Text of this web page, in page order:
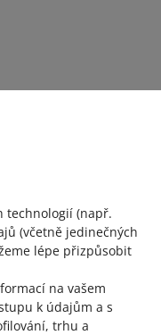
technologií (např.
(včetně jedinečných
lépe přizpůsobit
na vašem
k údajům a s
trhu a
svým
Podívejte se,
zákonem
EPR v Sales
výrobcem baterií na